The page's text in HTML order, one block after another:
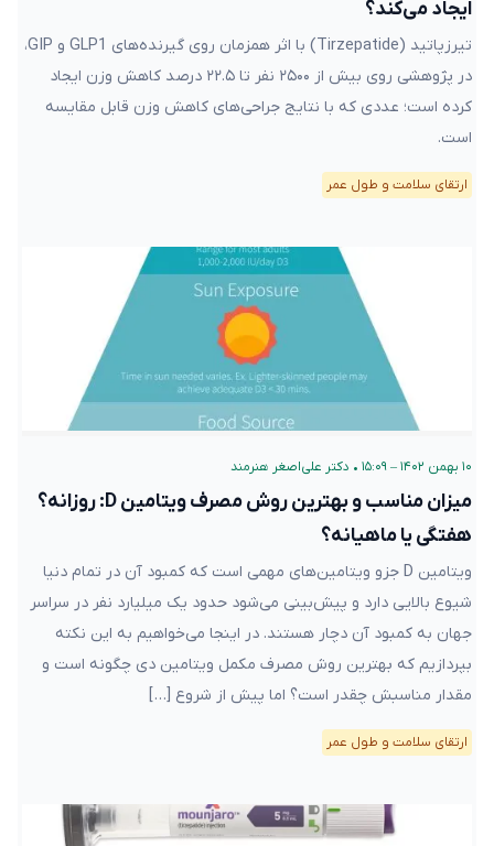
ایجاد می‌کند؟
تیرزپاتید (Tirzepatide) با اثر همزمان روی گیرنده‌های GLP1 و GIP،
در پژوهشی روی بیش از ۲۵۰۰ نفر تا ۲۲.۵ درصد کاهش وزن ایجاد
کرده است؛ عددی که با نتایج جراحی‌های کاهش وزن قابل مقایسه
است.
ارتقای سلامت و طول عمر
۱۰ بهمن ۱۴۰۲ – ۱۵:۰۹ • دکتر علی‌اصغر هنرمند
میزان مناسب و بهترین روش مصرف ویتامین D: روزانه؟
هفتگی یا ماهیانه؟
ویتامین D جزو ویتامین‌های مهمی است که کمبود آن در تمام دنیا
شیوع بالایی دارد و پیش‌بینی می‌شود حدود یک میلیارد نفر در سراسر
جهان به کمبود آن دچار هستند. در اینجا می‌خواهیم به این نکته
بپردازیم که بهترین روش مصرف مکمل ویتامین دی چگونه است و
مقدار مناسبش چقدر است؟ اما پیش از شروع […]
ارتقای سلامت و طول عمر